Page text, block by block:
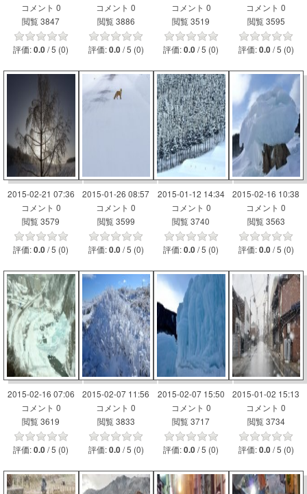
コメント 0
閲覧 3847
評価:0.0 / 5 (0)
コメント 0
閲覧 3886
評価:0.0 / 5 (0)
コメント 0
閲覧 3519
評価:0.0 / 5 (0)
コメント 0
閲覧 3595
評価:0.0 / 5 (0)
2015-02-21 07:36
コメント 0
閲覧 3579
評価:0.0 / 5 (0)
2015-01-26 08:57
コメント 0
閲覧 3599
評価:0.0 / 5 (0)
2015-01-12 14:34
コメント 0
閲覧 3740
評価:0.0 / 5 (0)
2015-02-16 10:38
コメント 0
閲覧 3563
評価:0.0 / 5 (0)
2015-02-16 07:06
コメント 0
閲覧 3619
評価:0.0 / 5 (0)
2015-02-07 11:56
コメント 0
閲覧 3833
評価:0.0 / 5 (0)
2015-02-07 15:50
コメント 0
閲覧 3717
評価:0.0 / 5 (0)
2015-01-02 15:13
コメント 0
閲覧 3734
評価:0.0 / 5 (0)